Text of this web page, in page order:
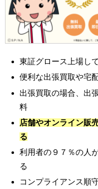
東証グロース上場し
便利な出張買取や宅
出張買取の場合、出
料
店舗やオンライン販
る
利用者の９７％の人
る
コンプライアンス順